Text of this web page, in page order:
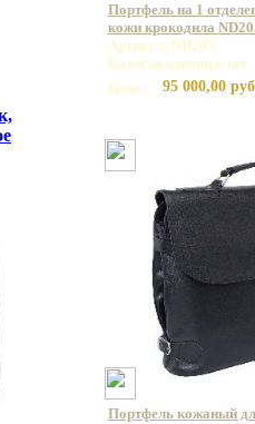
Портфель на 1
кожи крокодила
Артикул: ND205
Базовая единица: шт
Цена:
95 000,00
Портфель кожаный